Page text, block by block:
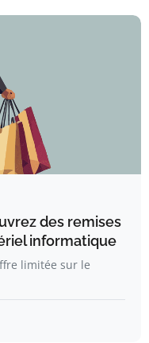
des remises
informatique
limitée sur le